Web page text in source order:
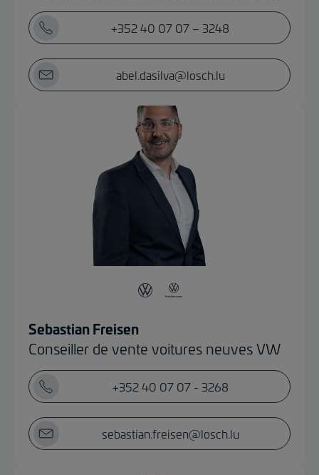
+352 40 07 07 – 3248
abel.dasilva@losch.lu
Sebastian Freisen
Conseiller de vente voitures neuves VW
+352 40 07 07 - 3268
sebastian.freisen@losch.lu